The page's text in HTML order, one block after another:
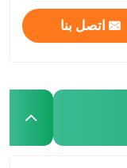
اتصل بنا